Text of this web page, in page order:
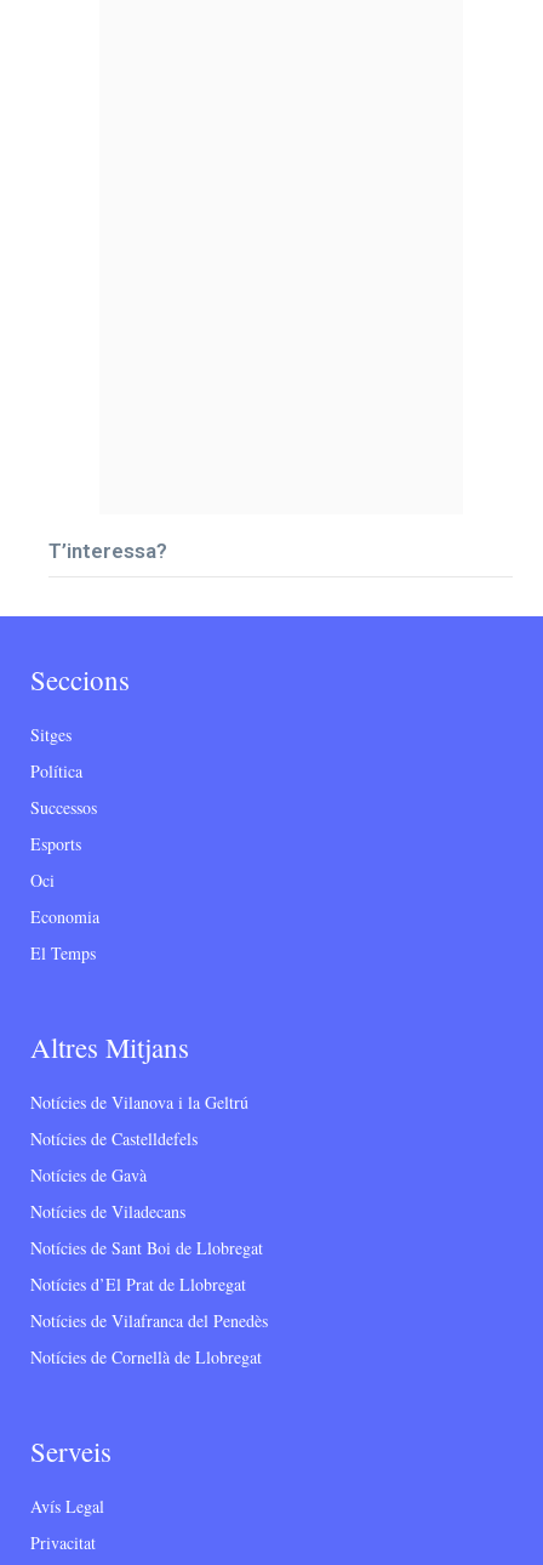
T’interessa?
Seccions
Sitges
Política
Successos
Esports
Oci
Economia
El Temps
Altres Mitjans
Notícies de Vilanova i la Geltrú
Notícies de Castelldefels
Notícies de Gavà
Notícies de Viladecans
Notícies de Sant Boi de Llobregat
Notícies d’El Prat de Llobregat
Notícies de Vilafranca del Penedès
Notícies de Cornellà de Llobregat
Serveis
Avís Legal
Privacitat